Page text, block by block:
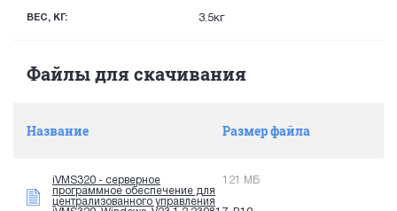
ВЕС, КГ: 3.5кг
Файлы для скачивания
Название Размер файла
iVMS320 - серверное
программное обеспечение для
централизованного управления
121 МБ